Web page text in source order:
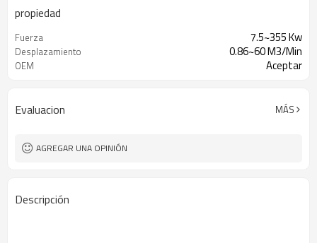
propiedad
Fuerza 7.5~355 Kw
Desplazamiento 0.86~60 M3/Min
OEM Aceptar
Evaluacion MÁS
AGREGAR UNA OPINIÓN
Descripción